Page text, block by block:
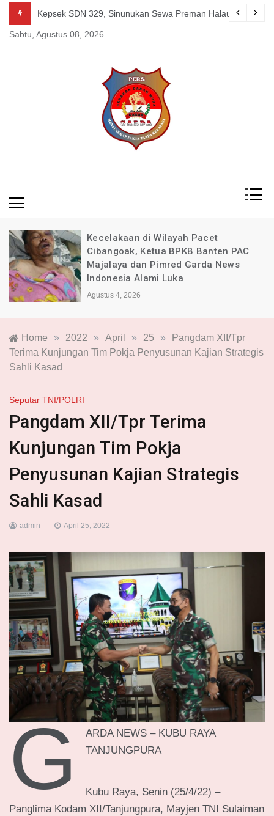
content
Uden Pimred Garda News Indonesia yang Sedang Pemulihan
Kepsek SDN 329, Sinunukan Sewa Preman Halau LSM
Sabtu, Agustus 08, 2026
Kecelakaan di Wilayah Pacet
Cibangoak, Ketua BPKB Banten PAC
Majalaya dan Pimred Garda News
Indonesia Alami Luka
Agustus 4, 2026
Home » 2022 » April » 25 »
Pangdam XII/Tpr
Terima Kunjungan Tim Pokja Penyusunan Kajian Strategis
Sahli Kasad
Seputar TNI/POLRI
Pangdam XII/Tpr Terima
Kunjungan Tim Pokja
Penyusunan Kajian Strategis
Sahli Kasad
admin April 25, 2022
G
ARDA NEWS – KUBU RAYA
TANJUNGPURA
Kubu Raya, Senin (25/4/22) –
Panglima Kodam XII/Tanjungpura, Mayjen TNI Sulaiman